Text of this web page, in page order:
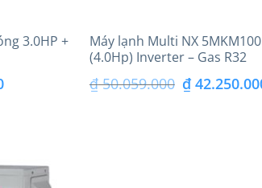
3.0HP +
Giá
là:
Máy lạnh Multi NX
(4.0Hp) Inverter – Gas R32
₫50.059.000 Giá
₫